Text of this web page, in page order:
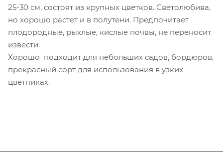
25-30 см, состоят из крупных цветков. Светолюбива,
но хорошо растет и в полутени. Предпочитает
плодородные, рыхлые, кислые почвы, не переносит
извести.
Хорошо подходит для небольших садов, бордюров,
прекрасный сорт для использования в узких
цветниках.